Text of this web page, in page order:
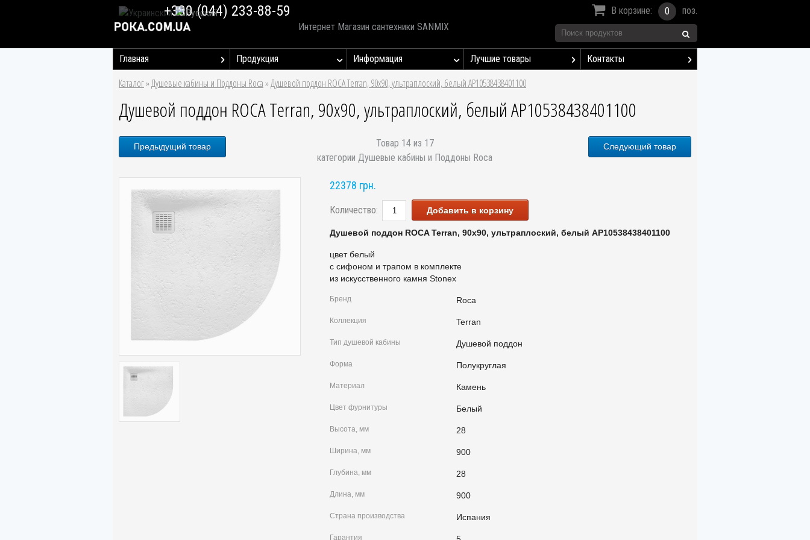
+380 (044) 233-88-59 В корзине: 0
поз.
Интернет Магазин сантехники SANMIX
Главная Продукция Информация Лучшие товары Контакты
Каталог»Душевые кабины и Поддоны Roca»Душевой поддон ROCA Terran, 90х90, ультраплоский, белый AP10538438401100
Душевой поддон ROCA Terran, 90х90, ультраплоский, белый AP10538438401100
Предыдущий товар
Товар 14 из 17
категории Душевые кабины и Поддоны Roca
Следующий товар
22378 грн.
Количество: Добавить в корзину
Душевой поддон ROCA Terran, 90х90, ультраплоский, белый AP10538438401100
цвет белый
с сифоном и трапом в комплекте
из искусственного камня Stonex
Бренд Roca
Коллекция Terran
Тип душевой кабины Душевой поддон
Форма Полукруглая
Материал Камень
Цвет фурнитуры Белый
Высота, мм 28
Ширина, мм 900
Глубина, мм 28
Длина, мм 900
Страна производства Испания
Гарантия